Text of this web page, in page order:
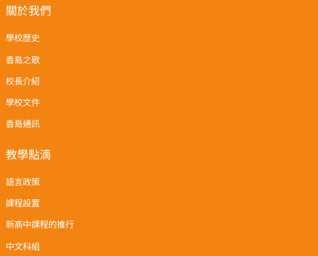
關於我們
學校歷史
香島之歌
校長介紹
學校文件
香島通訊
教學點滴
語言政策
課程設置
新高中課程的推行
中文科組